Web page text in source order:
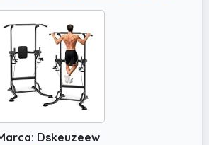
dominadas multifunción: La
se adapta a cada
ajustes de altura 160 cm216
múltiples ejercicios:
fondos, tirones
más. Incluye una barra
y una barra de flexiones
Dskeuzeew